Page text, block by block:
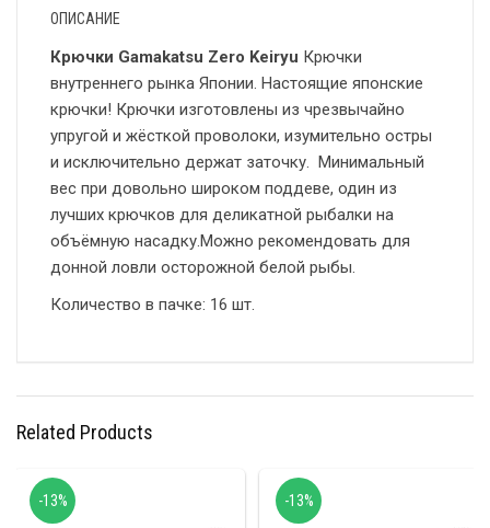
ОПИСАНИЕ
Крючки Gamakatsu Zero Keiryu Крючки
внутреннего рынка Японии. Настоящие японские
крючки! Крючки изготовлены из чрезвычайно
упругой и жёсткой проволоки, изумительно остры
и исключительно держат заточку. Минимальный
вес при довольно широком поддеве, один из
лучших крючков для деликатной рыбалки на
объёмную насадку.Можно рекомендовать для
донной ловли осторожной белой рыбы.
Количество в пачке: 16 шт.
Related Products
-13% -13%